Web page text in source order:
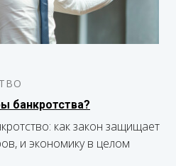
банкротства?
как закон защищает
и экономику в целом